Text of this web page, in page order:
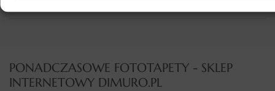
PONADCZASOWE FOTOTAPETY - SKLEP
INTERNETOWY DIMURO.PL​